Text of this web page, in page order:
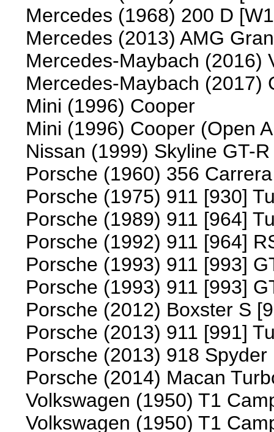
Mercedes (1968) 200 D
Mercedes (2013) AMG
Mercedes-Maybach (2016)
Mercedes-Maybach (2017)
Mini (1996) Cooper
Mini (1996) Cooper (Open
Nissan (1999) Skyline GT-
Porsche (1960) 356
Porsche (1975) 911 [930]
Porsche (1989) 911 [964]
Porsche (1992) 911 [964]
Porsche (1993) 911 [993]
Porsche (1993) 911 [993]
Porsche (2012) Boxster S
Porsche (2013) 911 [991]
Porsche (2013) 918 Spyder
Porsche (2014) Macan
Volkswagen (1950) T1
Volkswagen (1950) T1